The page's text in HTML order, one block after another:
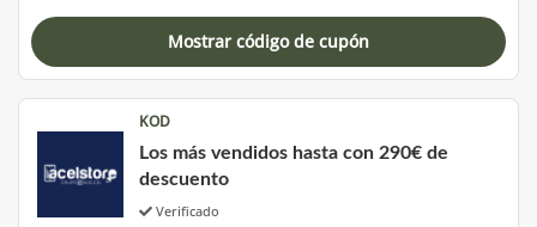
Mostrar código de cupón
KOD
Los más vendidos hasta con 290€ de
descuento
Verificado